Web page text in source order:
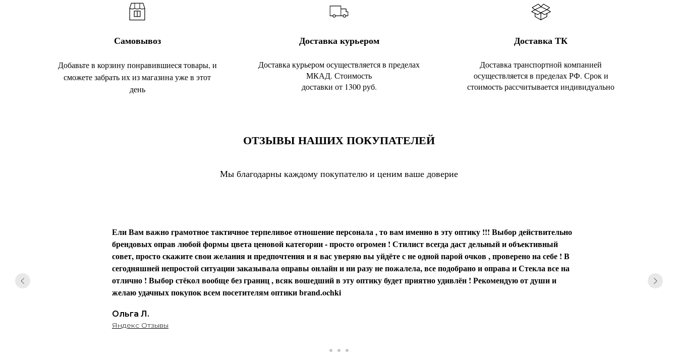
Самовывоз
Добавьте в корзину понравившиеся товары, и
сможете забрать их из магазина уже в этот
день
Доставка курьером
Доставка курьером осуществляется в пределах
МКАД. Стоимость
доставки от 1300 руб.
Доставка ТК
Доставка транспортной компанией
осуществляется в пределах РФ. Срок и
стоимость рассчитывается индивидуально
ОТЗЫВЫ НАШИХ ПОКУПАТЕЛЕЙ
Мы благодарны каждому покупателю и ценим ваше доверие
Ели Вам важно грамотное тактичное терпеливое отношение персонала , то вам именно в эту оптику !!! Выбор действительно
брендовых оправ любой формы цвета ценовой категории - просто огромен ! Стилист всегда даст дельный и объективный
совет, просто скажите свои желания и предпочтения и я вас уверяю вы уйдёте с не одной парой очков , проверено на себе ! В
сегодняшней непростой ситуации заказывала оправы онлайн и ни разу не пожалела, все подобрано и оправа и Стекла все на
отлично ! Выбор стёкол вообще без границ , всяк вошедший в эту оптику будет приятно удивлён ! Рекомендую от души и
желаю удачных покупок всем посетителям оптики brаnd.ochki
Ольга Л.
Яндекс Отзывы